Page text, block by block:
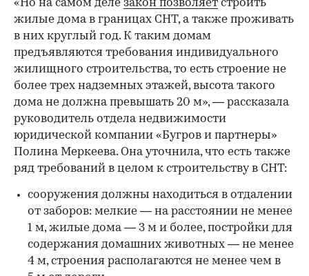
«Но на самом деле закон позволяет строить
жилые дома в границах СНТ, а также проживать
в них круглый год. К таким домам
предъявляются требования индивидуального
жилищного строительства, то есть строение не
более трех надземных этажей, высота такого
дома не должна превышать 20 м», — рассказала
руководитель отдела недвижимости
юридической компании «Бугров и партнеры»
Полина Меркеева. Она уточнила, что есть также
ряд требований в целом к строительству в СНТ:
сооружения должны находиться в отдалении
от заборов: мелкие — на расстоянии не менее
1 м, жилые дома — 3 м и более, постройки для
содержания домашних животных — не менее
4 м, строения располагаются не менее чем в